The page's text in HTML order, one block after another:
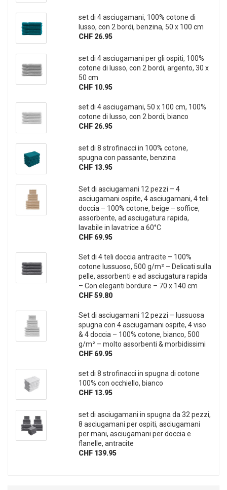
set di 4 asciugamani, 100% cotone di
lusso, con 2 bordi, benzina, 50 x 100 cm
CHF 26.95
set di 4 asciugamani per gli ospiti, 100%
cotone di lusso, con 2 bordi, argento, 30 x
50 cm
CHF 10.95
set di 4 asciugamani, 50 x 100 cm, 100%
cotone di lusso, con 2 bordi, bianco
CHF 26.95
set di 8 strofinacci in 100% cotone,
spugna con passante, benzina
CHF 13.95
Set di asciugamani 12 pezzi – 4
asciugamani ospite, 4 asciugamani, 4 teli
doccia – 100% cotone, beige – soffice,
assorbente, ad asciugatura rapida,
lavabile in lavatrice a 60°C
CHF 69.95
Set di 4 teli doccia antracite – 100%
cotone lussuoso, 500 g/m² – Delicati sulla
pelle, assorbenti e ad asciugatura rapida
– Con eleganti bordure – 70 x 140 cm
CHF 59.80
Set di asciugamani 12 pezzi – lussuosa
spugna con 4 asciugamani ospite, 4 viso
& 4 doccia – 100% cotone, bianco, 500
g/m² – molto assorbenti & morbidissimi
CHF 69.95
set di 8 strofinacci in spugna di cotone
100% con occhiello, bianco
CHF 13.95
set di asciugamani in spugna da 32 pezzi,
8 asciugamani per ospiti, asciugamani
per mani, asciugamani per doccia e
flanelle, antracite
CHF 139.95